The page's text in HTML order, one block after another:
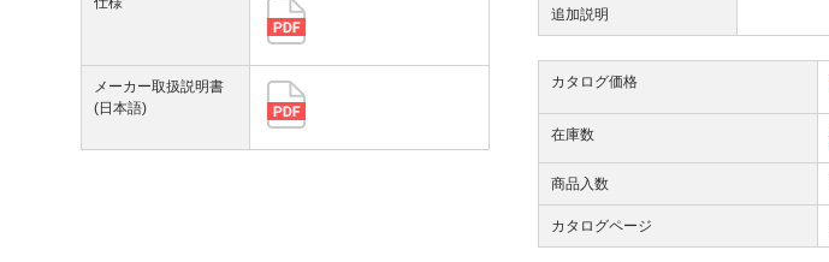
追加説明
カタログ価格
在庫数
商品入数
カタログページ
メーカー取扱説明書
(日本語)